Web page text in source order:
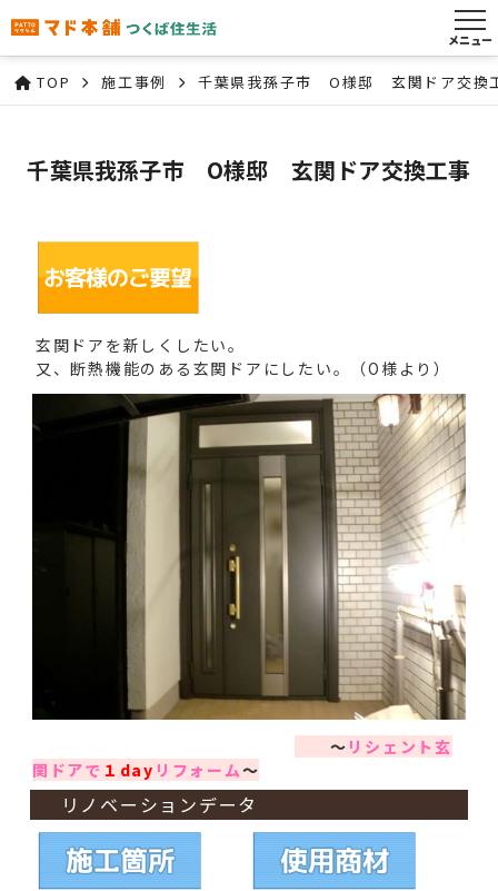
メニュー
TOP 施工事例 千葉県我孫子市 O様邸 玄関ドア交換
千葉県我孫子市 O様邸 玄関ドア交換工事
玄関ドアを新しくしたい。
又、断熱機能のある玄関ドアにしたい。（O様より）
～ リシェント玄
関ドアで １day リフォーム～
リノベーションデータ